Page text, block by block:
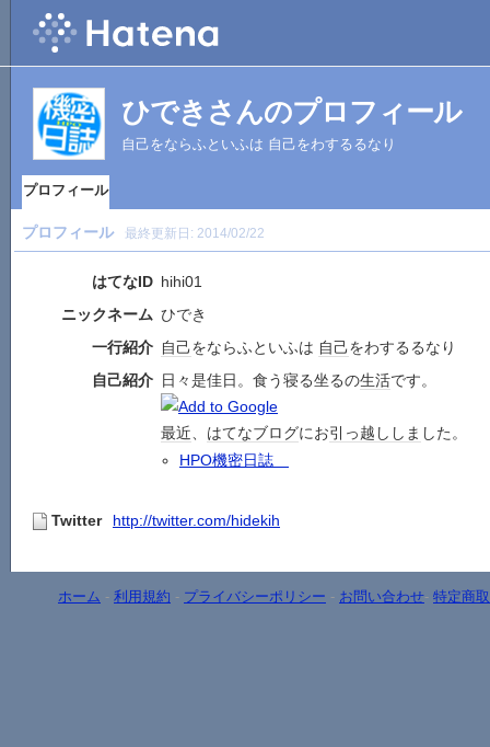
ひできさんのプロフィール
自己をならふといふは 自己をわするるなり
プロフィール
プロフィール 最終更新日: 2014/02/22
はてなID hihi01
ニックネーム ひでき
一行紹介 自己をならふといふは 自己をわするるなり
自己紹介 日々是佳日。食う寝る坐るの生活です。
最近、 はてなブログにお引っ越し しま した。
HPO機密日誌
Twitter http://twitter.com/hidekih
ホーム - 利用規約 - プライバシーポリシー - お問い合わせ- 特定商